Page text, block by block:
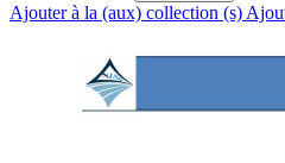
Ajouter à la (aux) collection (s)